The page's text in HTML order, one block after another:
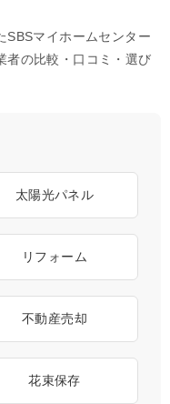
SBSマイホームセンター
者の比較・口コミ・選び
太陽光パネル
リフォーム
不動産売却
花束保存